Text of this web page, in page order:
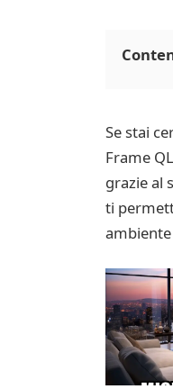
Se stai
Frame
grazie al
ti